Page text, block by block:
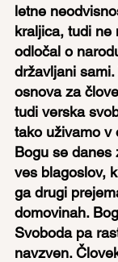
letne
kraljica, tudi ne
odločal o
državljani
osnova za
tudi verska
tako uživamo v
Bogu se danes
ves blagoslov,
ga drugi
domovinah.
Svoboda pa
navzven.